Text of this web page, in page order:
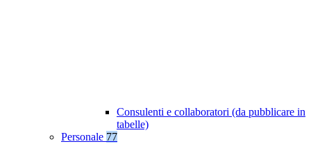
Consulenti e collaboratori (da pubblicare in
tabelle)
Personale 77